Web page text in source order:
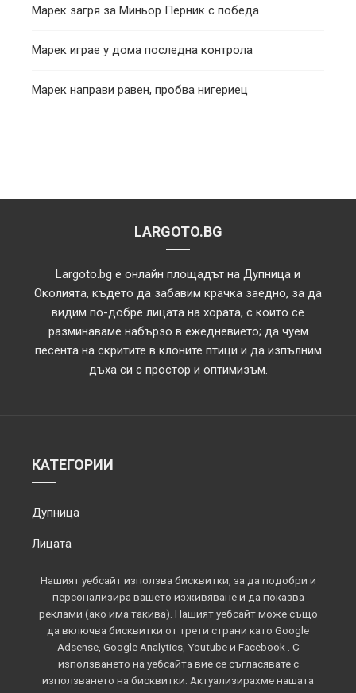
Нашият уебсайт използва бисквитки, за да подобри и
персонализира вашето изживяване и да показва
реклами (ако има такива). Нашият уебсайт може също
да включва бисквитки от трети страни като Google
Adsense, Google Analytics, Youtube и Facebook . С
използването на уебсайта вие се съгласявате с
използването на бисквитки. Актуализирахме нашата
Марек загря за Миньор Перник с победа
Марек играе у дома последна контрола
Марек направи равен, пробва нигериец
LARGOTO.BG
Largoto.bg е онлайн площадът на Дупница и
Околията, където да забавим крачка заедно, за да
видим по-добре лицата на хората, с които се
разминаваме набързо в ежедневието; да чуем
песента на скритите в клоните птици и да изпълним
дъха си с простор и оптимизъм.
КАТЕГОРИИ
Дупница
Лицата
Обектив
Околията
Площадът
Спорт